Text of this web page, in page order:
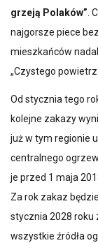
grzeją Polaków” .
najgorsze piece
mieszkańców
„Czystego
Od stycznia tego
kolejne zakazy
już w tym regionie
centralnego
je przed 1 maja
Za rok zakaz
stycznia 2028 roku
wszystkie źródła